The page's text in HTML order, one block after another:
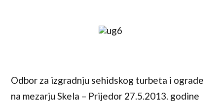
Odbor za izgradnju sehidskog turbeta i ograde
na mezarju Skela – Prijedor 27.5.2013. godine